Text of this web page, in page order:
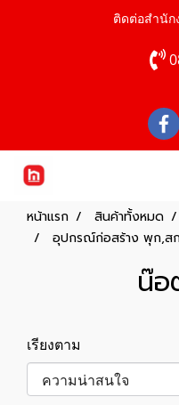
ติดต่อสำนัก
หน้าแรก สินค้าทั้งหมด
อุปกรณ์ก่อสร้าง พุก,ส
น๊อ
เรียงตาม